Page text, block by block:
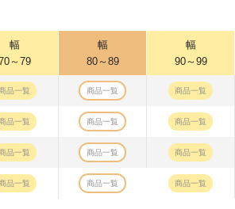
幅
～79
幅
80～89
幅
90～99
品一覧 商品一覧 商品一覧
品一覧 商品一覧 商品一覧
品一覧 商品一覧 商品一覧
品一覧 商品一覧 商品一覧